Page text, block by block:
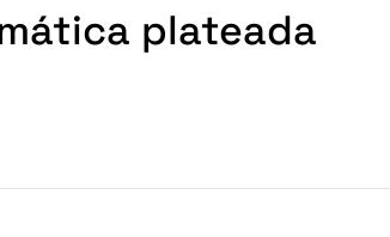
plateada